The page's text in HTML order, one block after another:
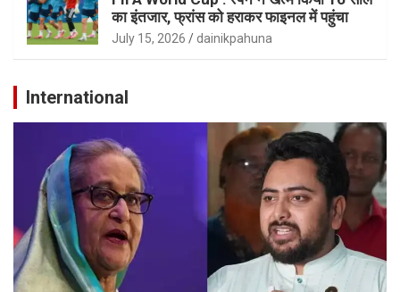
का इंतजार, फ्रांस को हराकर फाइनल में पहुंचा
July 15, 2026 dainikpahuna
International